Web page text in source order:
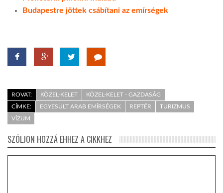
Budapestre jöttek csábítani az emírségek
ROVAT: KÖZEL-KELET
KÖZEL-KELET - GAZDASÁG
CÍMKE:
EGYESÜLT ARAB EMÍRSÉGEK REPTÉR
TURIZMUS
VÍZUM
SZÓLJON HOZZÁ EHHEZ A CIKKHEZ